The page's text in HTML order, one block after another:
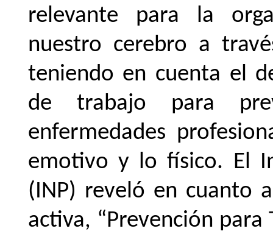
relevante para la
nuestro cerebro a
teniendo en cuenta el
de
trabajo para
enfermedades
emotivo y lo físico. El
(INP) reveló en cuanto
activa, “Prevención para